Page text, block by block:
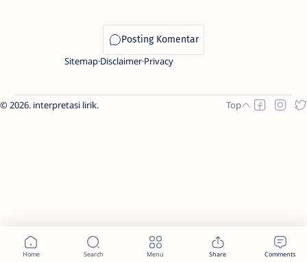
Sitemap Disclaimer Privacy
2026. interpretasi lirik.